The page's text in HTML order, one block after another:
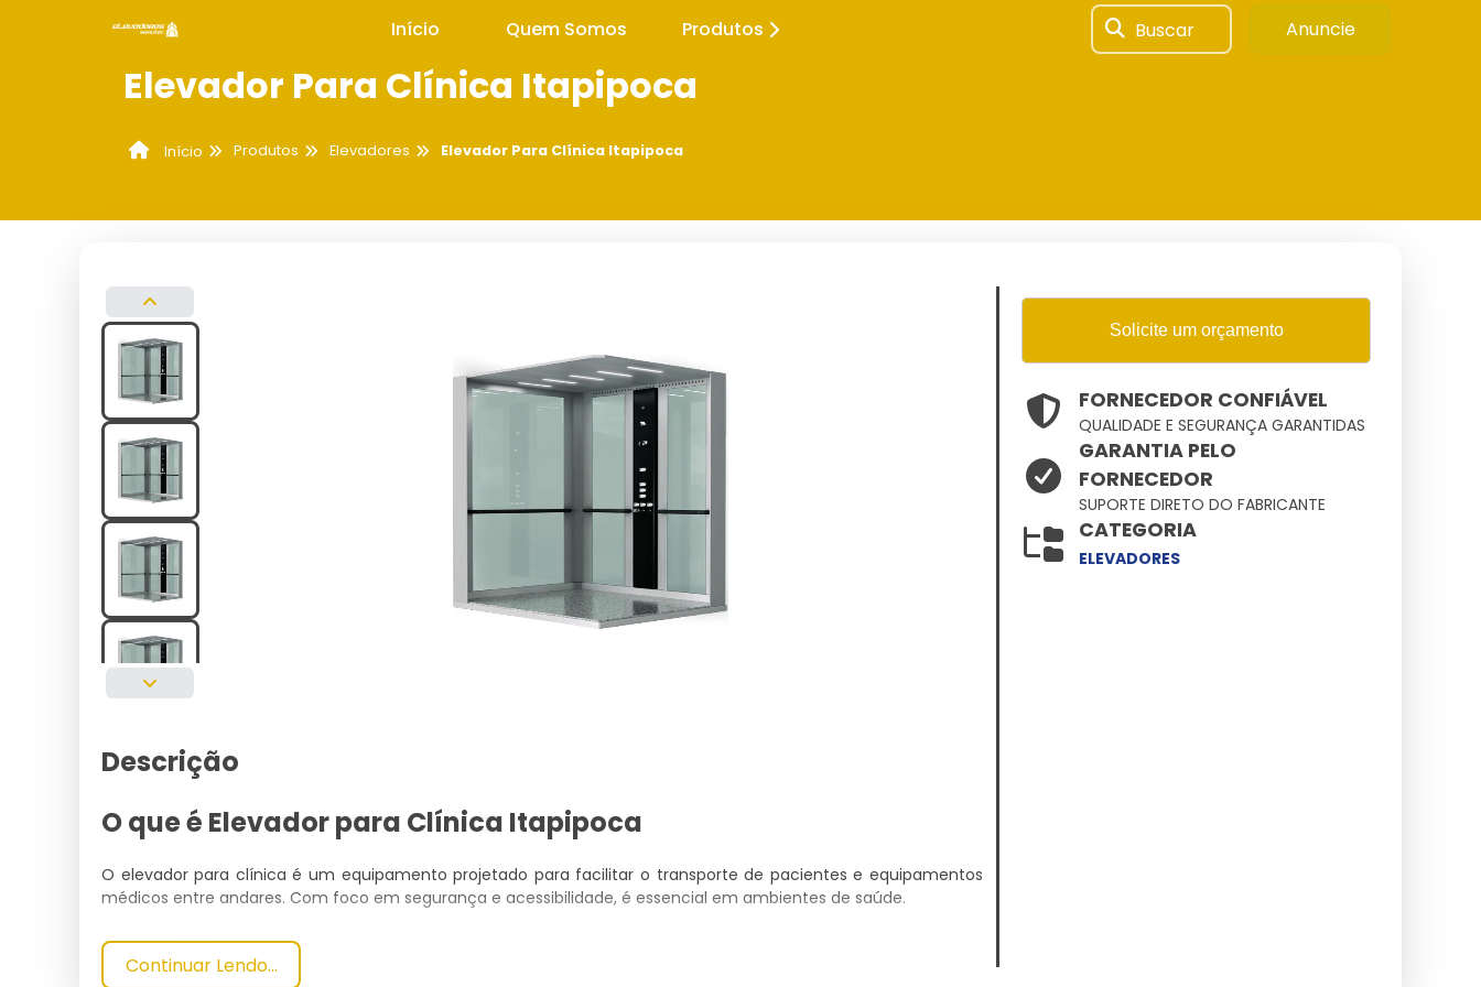
Início Quem Somos Produtos Buscar Anuncie
Elevador Para Clínica Itapipoca
Início Produtos Elevadores Elevador Para Clínica Itapipoca
Descrição
O que é Elevador para Clínica Itapipoca
O elevador para clínica é um equipamento projetado para facilitar o transporte de pacientes e equipamentos
médicos entre andares. Com foco em segurança e acessibilidade, é essencial em ambientes de saúde.
Especificações Técnicas
Continuar Lendo...
Solicite um orçamento
FORNECEDOR CONFIÁVEL
QUALIDADE E SEGURANÇA GARANTIDAS
GARANTIA PELO
FORNECEDOR
SUPORTE DIRETO DO FABRICANTE
CATEGORIA
ELEVADORES